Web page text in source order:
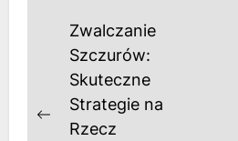
Nawigacja
wpisu
Previous
Zwalczanie
Szczurów:
Skuteczne
Strategie na
Rzecz